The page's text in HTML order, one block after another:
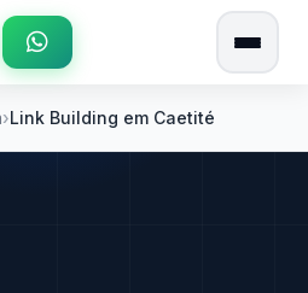
Link Building em Caetité